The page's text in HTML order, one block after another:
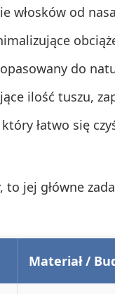
włosków od
do
ilość tuszu,
łatwo się
to jej główne
Materiał /